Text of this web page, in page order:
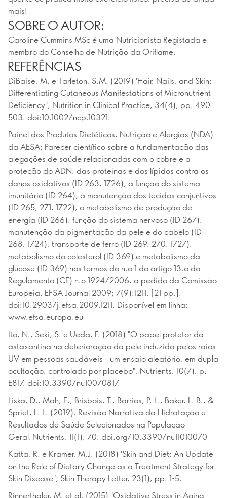
mais!
SOBRE O AUTOR:
Caroline Cummins MSc é uma Nutricionista Registada e
membro do Conselho de Nutrição da Oriflame.
REFERÊNCIAS
DiBaise, M. e Tarleton, S.M. (2019) 'Hair, Nails, and Skin:
Differentiating Cutaneous Manifestations of Micronutrient
Deficiency", Nutrition in Clinical Practice, 34(4), pp. 490-
503. doi:10.1002/ncp.10321.
Painel dos Produtos Dietéticos, Nutrição e Alergias (NDA)
da AESA; Parecer científico sobre a fundamentação das
alegações de saúde relacionadas com o cobre e a
proteção do ADN, das proteínas e dos lípidos contra os
danos oxidativos (ID 263, 1726), a função do sistema
imunitário (ID 264), a manutenção dos tecidos conjuntivos
(ID 265, 271, 1722), o metabolismo de produção de
energia (ID 266), função do sistema nervoso (ID 267),
manutenção da pigmentação da pele e do cabelo (ID
268, 1724), transporte de ferro (ID 269, 270, 1727),
metabolismo do colesterol (ID 369) e metabolismo da
glucose (ID 369) nos termos do n.o 1 do artigo 13.o do
Regulamento (CE) n.o 1924/2006, a pedido da Comissão
Europeia. EFSA Journal 2009; 7(9):1211. [21 pp.].
doi:10.2903/j.efsa.2009.1211. Disponível em linha:
www.efsa.europa.eu
Ito, N., Seki, S. e Ueda, F. (2018) "O papel protetor da
astaxantina na deterioração da pele induzida pelos raios
UV em pessoas saudáveis - um ensaio aleatório, em dupla
ocultação, controlado por placebo", Nutrients, 10(7), p.
E817. doi:10.3390/nu10070817.
Liska, D., Mah, E., Brisbois, T., Barrios, P. L., Baker, L. B., &
Spriet, L. L. (2019). Revisão Narrativa da Hidratação e
Resultados de Saúde Selecionados na População
Geral. Nutrients, 11(1), 70. doi.org/10.3390/nu11010070
Katta, R. e Kramer, M.J. (2018) 'Skin and Diet: An Update
on the Role of Dietary Change as a Treatment Strategy for
Skin Disease", Skin Therapy Letter, 23(1), pp. 1-5.
Rinnerthaler, M. et al. (2015) "Oxidative Stress in Aging